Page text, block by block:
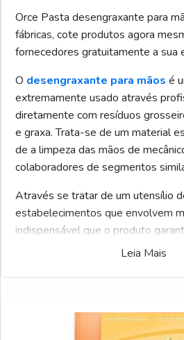
Orce Pasta desengraxante para
fábricas, cote produtos agora
fornecedores gratuitamente a sua
O desengraxante para mãos é
extremamente usado através
diretamente com resíduos
e graxa. Trata-se de um material
de a limpeza das mãos de
colaboradores de segmentos
Através se tratar de um utensílio
estabelecimentos que envolvem
indispensável que o produto
das mãos e não afete a
econômico, visto que é usado em
O QUE SABER SOBRE A
Antes de mais nada, é relevante
Leia Mais